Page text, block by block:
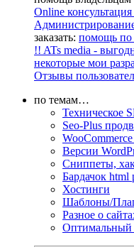
Online
заказать: помощь по
!! ATs media -
некоторые мои
Отзывы
по темам…
Техническое
Seo-Plus
Версии
Сниппеты,
Бардачок html
Хостинги
Шаблоны/
Разное о
Оптимальный